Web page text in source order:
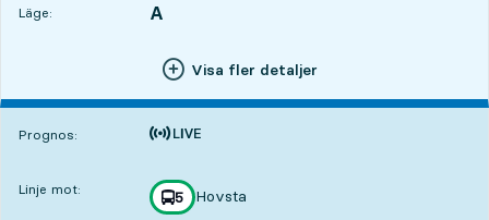
Läge:
LÄGE, A
,
Visa fler detaljer
Prognos:
Tiden är prognos
Linje mot: linje
5
mot
Hovsta
,